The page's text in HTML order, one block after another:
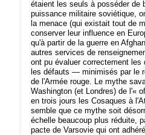
étaient les seuls à posséder de
puissance militaire soviétique,
la menace (qui existait tout de
conserver leur influence en
qu'à partir de la guerre en
autres services de
ont pu évaluer correctement
les défauts — minimisés par le
de l'Armée rouge. Le mythe
Washington (et Londres) de l'«
en trois jours les Cosaques à
semble que ce mythe soit
échelle beaucoup plus réduite,
pacte de Varsovie qui ont